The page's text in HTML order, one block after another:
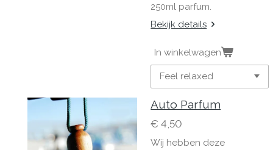
250ml parfum.
Bekijk details
In winkelwagen
Auto Parfum
€ 4,50
Wij hebben deze